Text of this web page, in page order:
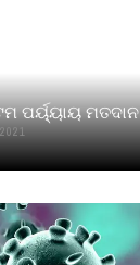
ପର୍ୟ୍ୟାୟ ମତଦାନ